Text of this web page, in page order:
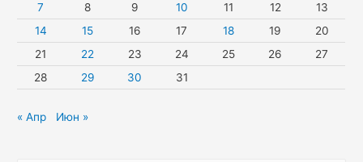
7
8 9 10 11 12
13
14
15 16 17 18 19
20
21
22 23 24 25 26
27
28
29 30 31
« Апр Июн »